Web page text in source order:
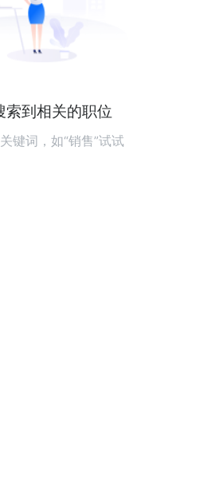
索到相关的职位
键词，如“销售”试试